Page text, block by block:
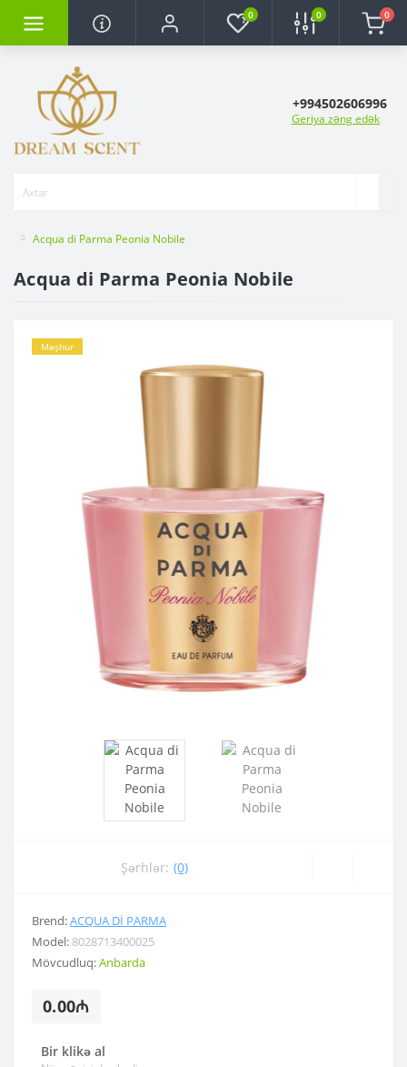
0 0 0
+994502606996
Geriya zəng edək
Acqua di Parma Peonia Nobile
Acqua di Parma Peonia Nobile
Məşhur
Şərhlər: (0)
Brend:ACQUA DI PARMA
Model: 8028713400025
Mövcudluq:Anbarda
0.00₼
Bir klikə al